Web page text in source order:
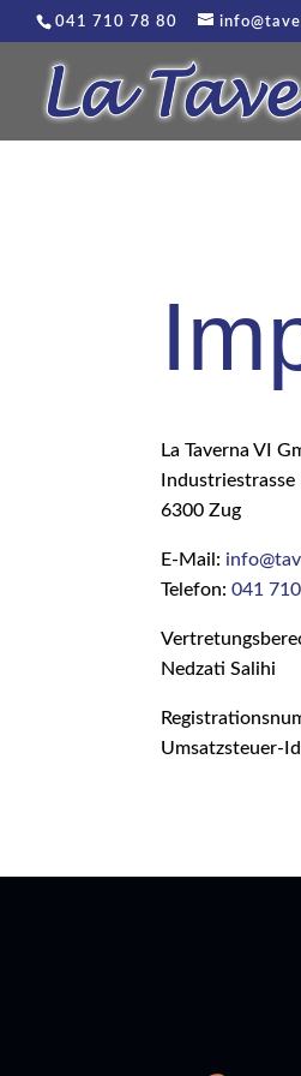
041 710 78 80
La Taverna VI
Industriestrasse
6300 Zug
E-Mail:
Telefon:041
Nedzati Salihi
Umsatzsteuer-